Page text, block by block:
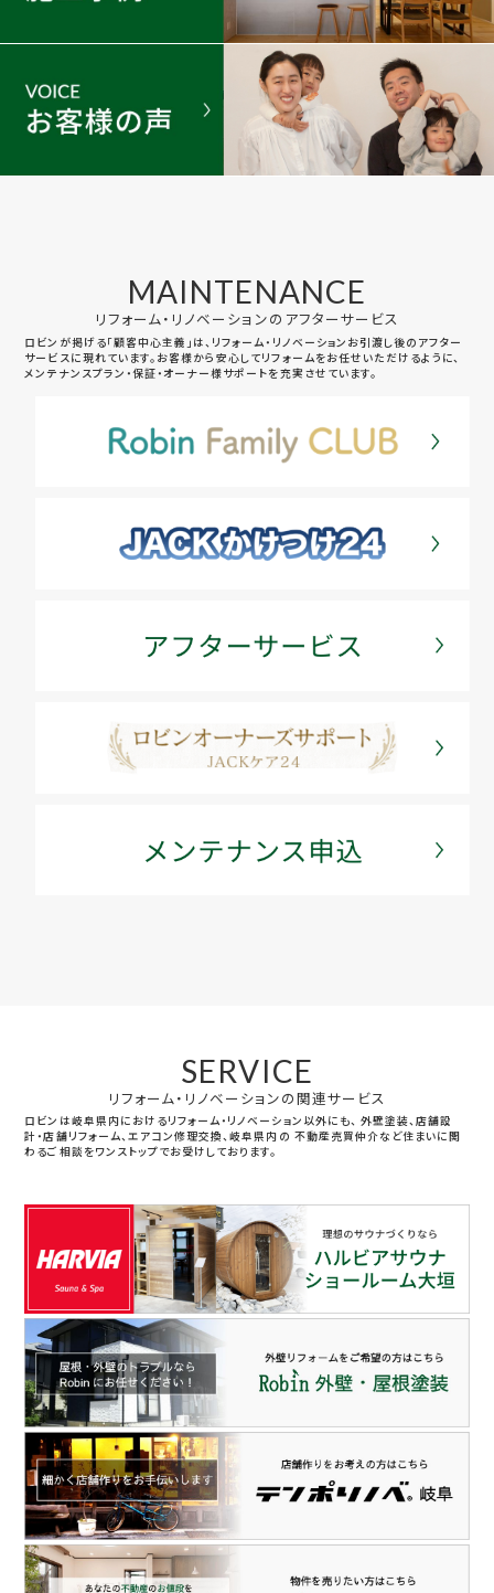
MAINTENANCE
リフォーム・リノベーションのアフターサービス
ロビンが掲げる「顧客中心主義」は、リフォーム・リノベーションお引渡し後のアフター
サービスに現れています。お客様から安心してリフォームをお任せいただけるように、
メンテナンスプラン・保証・オーナー様サポートを充実させています。
SERVICE
リフォーム・リノベーションの関連サービス
ロビンは岐阜県内におけるリフォーム・リノベーション以外にも、 外壁塗装、店舗設
計・店舗リフォーム、エアコン修理交換、岐阜県内の 不動産売買仲介など住まいに関
わるご相談をワンストップでお受けしております。